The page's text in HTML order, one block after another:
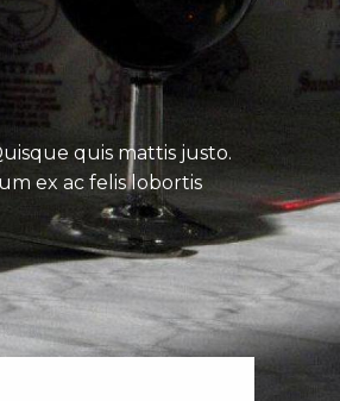
quis mattis justo.
ex ac felis lobortis